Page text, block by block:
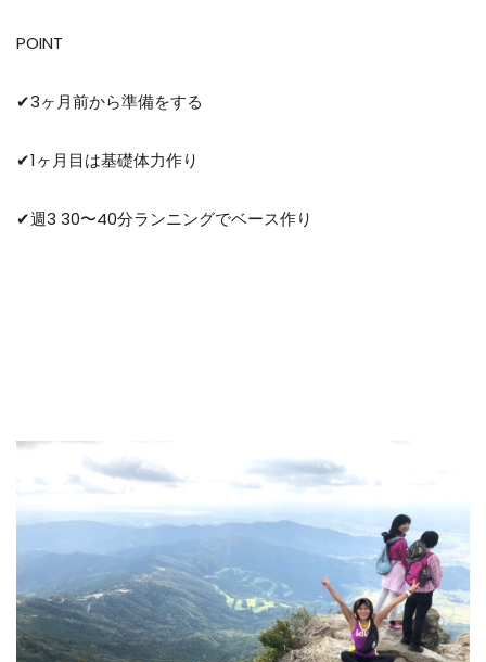
POINT
✔︎3ヶ月前から準備をする
✔︎1ヶ月目は基礎体力作り
✔︎週3 30〜40分ランニングでベース作り